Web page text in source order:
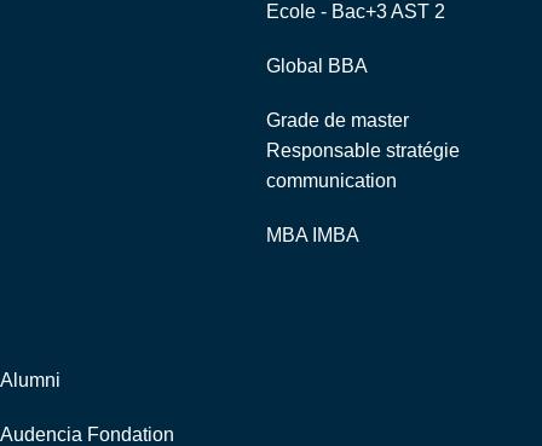
Ecole - Bac+3 AST 2
Global BBA
Grade de master
Responsable stratégie
communication
MBA IMBA
Alumni
Audencia Fondation